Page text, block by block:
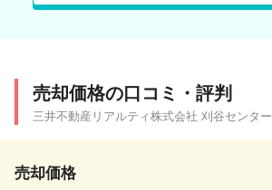
売却価格の口コミ・評判
三井不動産リアルティ株式会社 刈谷センター
売却価格